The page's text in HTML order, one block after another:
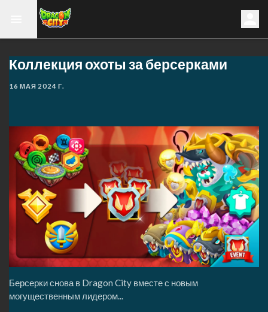
Коллекция охоты за берсерками
16 МАЯ 2024 Г.
Берсерки снова в Dragon City вместе с новым
могущественным лидером...